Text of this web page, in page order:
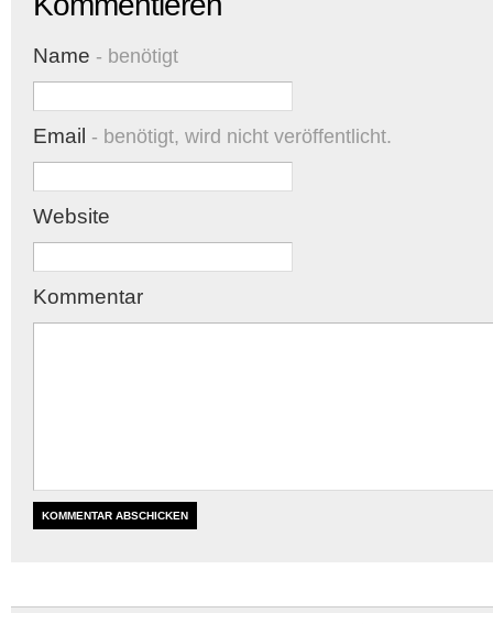
Name - benötigt
Email - benötigt, wird nicht veröffentlicht.
Website
Kommentar